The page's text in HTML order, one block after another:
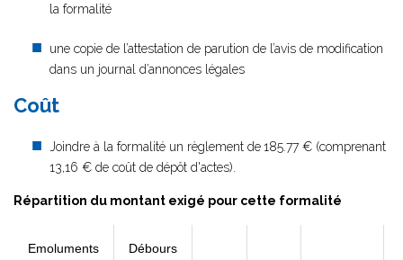
la formalité
une copie de l’attestation de parution de l’avis de modification
dans un journal d’annonces légales
Coût
Joindre à la formalité un règlement de185.77 € (comprenant
13,16 € de coût de dépôt d'actes).
Répartition du montant exigé pour cette formalité
Emoluments
Débours